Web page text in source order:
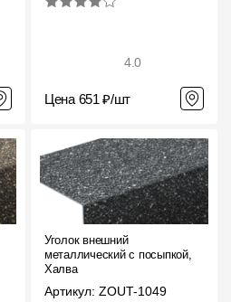
4.0
Цена 651 ₽/шт
Уголок внешний
металлический с посыпкой,
Халва
Артикул: ZOUT-1049